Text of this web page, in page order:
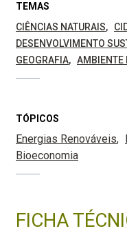
TEMAS
CIÊNCIAS NATURAIS
DESENVOLVIMENTO
GEOGRAFIA
AMBIENTE
TÓPICOS
Energias Renováveis
Bioeconomia
FICHA